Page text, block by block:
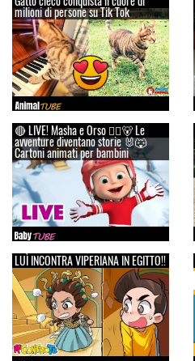
milioni di persone su Tik Tok
🔴 LIVE! Masha e Orso 👱‍♀️🐻 Le
avventure diventano storie 🐰🐺
Cartoni animati per bambini
LUÌ INCONTRA VIPERIANA IN EGITTO!!